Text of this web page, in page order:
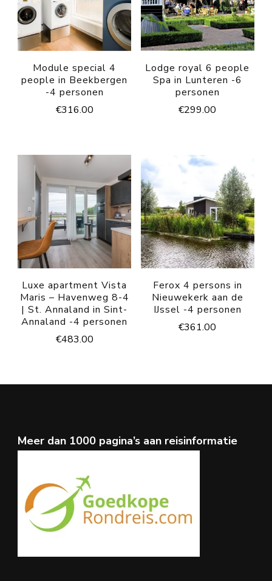
Module special 4
people in Beekbergen
-4 personen
€316.00
Lodge royal 6 people
Spa in Lunteren -6
personen
€299.00
Luxe apartment Vista
Maris – Havenweg 8-4
| St. Annaland in Sint-
Annaland -4 personen
€483.00
Ferox 4 persons in
Nieuwekerk aan de
IJssel -4 personen
€361.00
Meer dan 1000 pagina’s aan reisinformatie